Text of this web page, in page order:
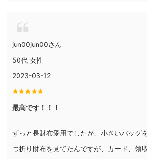
jun00jun00さん
50代 女性
2023-03-12
最高です！！！
ずっと長財布愛用でしたが、小さいバッグ
つ折り財布を見てたんですが、カード、領